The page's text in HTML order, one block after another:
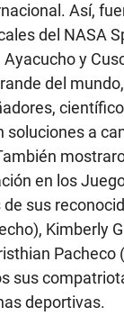
Así,
del NASA
y
del
soluciones a
en los
de sus
Kimberly
Pacheco
sus
deportivas.